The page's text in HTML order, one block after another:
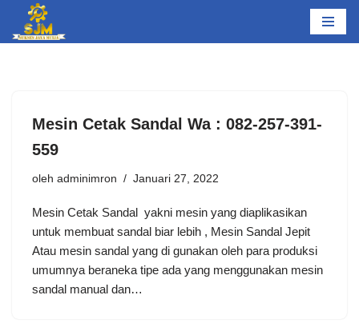
Lompat
Mesin Cetak Sandal Wa : 082-257-391-
559
oleh adminimron Januari 27, 2022
Mesin Cetak Sandal yakni mesin yang diaplikasikan
untuk membuat sandal biar lebih , Mesin Sandal Jepit
Atau mesin sandal yang di gunakan oleh para produksi
umumnya beraneka tipe ada yang menggunakan mesin
sandal manual dan…